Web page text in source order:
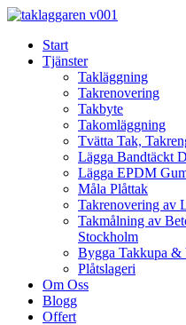
Skip
contentStart
Tjänster
Takläggning
Takrenovering
Takbyte
Takomläggning
Tvätta Tak,
Lägga Bandtäckt
Lägga EPDM
Måla Plåttak
Takrenovering av
Takmålning av
Stockholm
Bygga Takkupa &
Plåtslageri
Om Oss
Blogg
Offert